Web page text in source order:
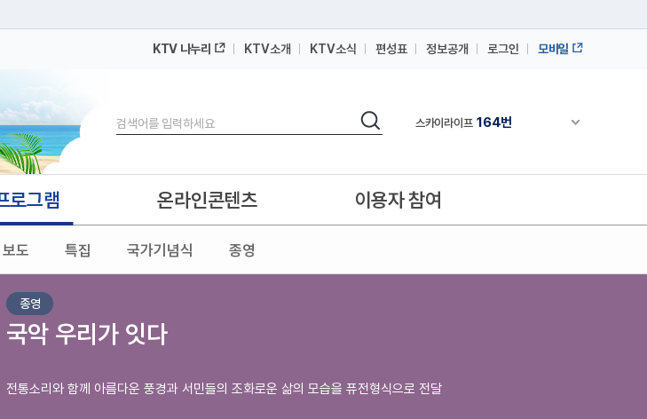
보세요
KTV 나누리 KTV소개 KTV소식 편성표 정보공개 로그인 모바일
검색
검색 채널안내 펼쳐
스카이라이프 164번
스카이라이프 164번
로그램
보도 특집 국가기념식 종영
온라인콘텐츠 이용자 참여
종영
국악 우리가 잇다
전통소리와 함께 아름다운 풍경과 서민들의 조화로운 삶의 모습을 퓨전형식으로 전달